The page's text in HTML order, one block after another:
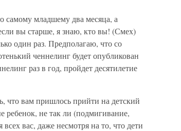
самому младшему два месяца, а
вы старше, я знаю, кто вы! (Смех)
один раз. Предполагаю, что со
ченнелинг будет опубликован
раз в год, пройдет десятилетие
что вам пришлось прийти на детский
ребенок, не так ли (подмигивание,
вас, даже несмотря на то, что дети